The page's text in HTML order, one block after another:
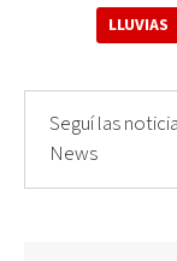
LLUVIAS
Seguí las
News